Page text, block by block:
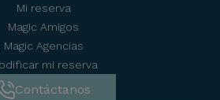
Contáctanos
Mi reserva
Magic Amigos
Magic Agencias
mi reserva